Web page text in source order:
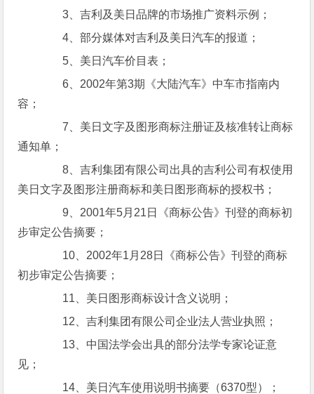
3、吉利及美日品牌的市场推广资料示例；
4、部分媒体对吉利及美日汽车的报道；
5、美日汽车价目表；
6、2002年第3期《大陆汽车》中车市指南内
容；
7、美日文字及图形商标注册证及核准转让商标
通知单；
8、吉利集团有限公司出具的吉利公司有权使用
美日文字及图形注册商标和美日图形商标的授权书；
9、2001年5月21日《商标公告》刊登的商标初
步审定公告摘要；
10、2002年1月28日《商标公告》刊登的商标
初步审定公告摘要；
11、美日图形商标设计含义说明；
12、吉利集团有限公司企业法人营业执照；
13、中国法学会出具的部分法学专家论证意
见；
14、美日汽车使用说明书摘要（6370型）；